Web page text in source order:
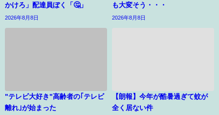
かけろ」配達員ぼく「🤔」
2026年8月8日
も大変そう・・・
2026年8月8日
"テレビ大好き"高齢者の｢テレビ
離れ｣が始まった
【朗報】今年が酷暑過ぎて蚊が
全く居ない件